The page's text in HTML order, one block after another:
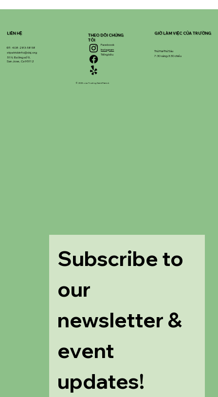
LIÊN HỆ
ĐT: 408-283-5858
stpatrickinfo@dsj.org
51 N. Đường số 9,
San Jose, Ca 95112
Subscribe to
our
newsletter &
event
updates!
Facebook
Instagram
Tiếng kêu
THEO DÕI CHÚNG
TÔI
© 2025 của Trường Saint Patrick
GIỜ LÀM VIỆC CỦA TRƯỜNG
Thứ Hai-Thứ Sáu
7:30 sáng-3:30 chiều